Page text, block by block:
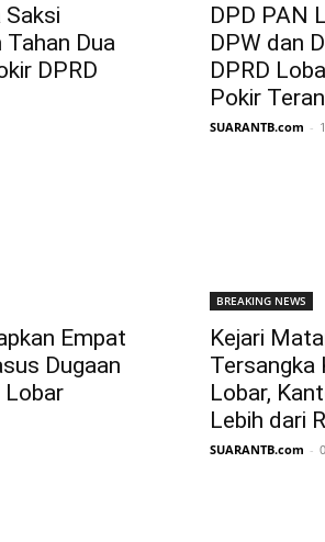
Dua
DPRD
DPD PAN
DPW dan
DPRD
Pokir
SUARANTB.com -
Empat
Dugaan
Lobar
BREAKING NEWS
Kejari
Tersangka
Lobar,
Lebih dari
SUARANTB.com -